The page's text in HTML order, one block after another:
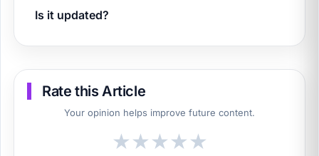
Is it updated?
Rate this Article
Your opinion helps improve future content.
★★★★★